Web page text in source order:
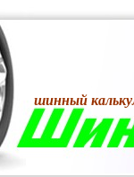
шинный